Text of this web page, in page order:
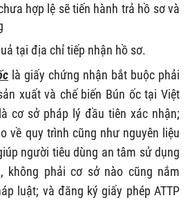
hợp lệ sẽ tiến hành trả hồ sơ và
tại địa chỉ tiếp nhận hồ sơ.
là giấy chứng nhận bắt buộc phải
xuất và chế biến Bún ốc tại Việt
cơ sở pháp lý đầu tiên xác nhận;
về quy trình cũng như nguyên liệu
người tiêu dùng an tâm sử dụng
không phải cơ sở nào cũng nắm
luật; và đăng ký giấy phép ATTP